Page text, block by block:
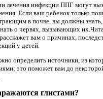
лечения инфекции ППГ могут
Если ваш ребенок только
в почве, вы должны знать,
о червях, вызывающих
вам о причинах,
у детей.
определить источники, из
это поможет вам до
глистами?